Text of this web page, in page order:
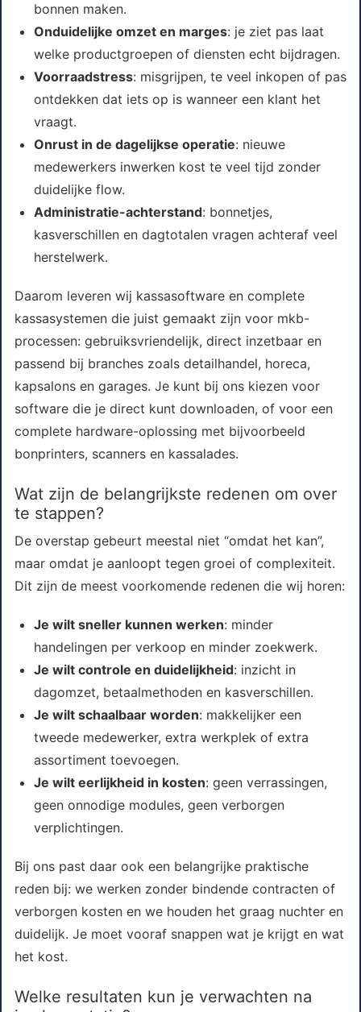
bonnen maken.
Onduidelijke omzet en marges: je ziet pas laat
welke productgroepen of diensten echt bijdragen.
Voorraadstress: misgrijpen, te veel inkopen of pas
ontdekken dat iets op is wanneer een klant het
vraagt.
Onrust in de dagelijkse operatie: nieuwe
medewerkers inwerken kost te veel tijd zonder
duidelijke flow.
Administratie-achterstand: bonnetjes,
kasverschillen en dagtotalen vragen achteraf veel
herstelwerk.
Daarom leveren wij kassasoftware en complete
kassasystemen die juist gemaakt zijn voor mkb-
processen: gebruiksvriendelijk, direct inzetbaar en
passend bij branches zoals detailhandel, horeca,
kapsalons en garages. Je kunt bij ons kiezen voor
software die je direct kunt downloaden, of voor een
complete hardware-oplossing met bijvoorbeeld
bonprinters, scanners en kassalades.
Wat zijn de belangrijkste redenen om over
te stappen?
De overstap gebeurt meestal niet “omdat het kan”,
maar omdat je aanloopt tegen groei of complexiteit.
Dit zijn de meest voorkomende redenen die wij horen:
Je wilt sneller kunnen werken: minder
handelingen per verkoop en minder zoekwerk.
Je wilt controle en duidelijkheid: inzicht in
dagomzet, betaalmethoden en kasverschillen.
Je wilt schaalbaar worden: makkelijker een
tweede medewerker, extra werkplek of extra
assortiment toevoegen.
Je wilt eerlijkheid in kosten: geen verrassingen,
geen onnodige modules, geen verborgen
verplichtingen.
Bij ons past daar ook een belangrijke praktische
reden bij: we werken zonder bindende contracten of
verborgen kosten en we houden het graag nuchter en
duidelijk. Je moet vooraf snappen wat je krijgt en wat
het kost.
Welke resultaten kun je verwachten na